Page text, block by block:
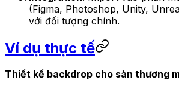
(Figma, Photoshop, Unity,
với đối tượng chính.
Ví dụ thực tế
Thiết kế backdrop cho sàn thương